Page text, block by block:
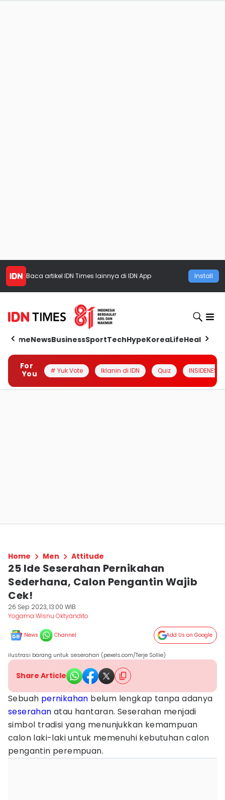
Baca artikel IDN Times lainnya di IDN App Install
HomeNewsBusinessSportTechHypeKoreaLifeHealth
For
You
# Yuk Vote Iklanin di IDN Quiz INSIDENESIA
Home Men Attitude
25 Ide Seserahan Pernikahan
Sederhana, Calon Pengantin Wajib
Cek!
26 Sep 2023, 13:00 WIB
Yogama Wisnu Oktyandito
News Channel Add Us on Google
ilustrasi barang untuk seserahan (pexels.com/Terje Sollie)
Share Article
Sebuah pernikahan belum lengkap tanpa adanya
seserahan atau hantaran. Seserahan menjadi
simbol tradisi yang menunjukkan kemampuan
calon laki-laki untuk memenuhi kebutuhan calon
pengantin perempuan.